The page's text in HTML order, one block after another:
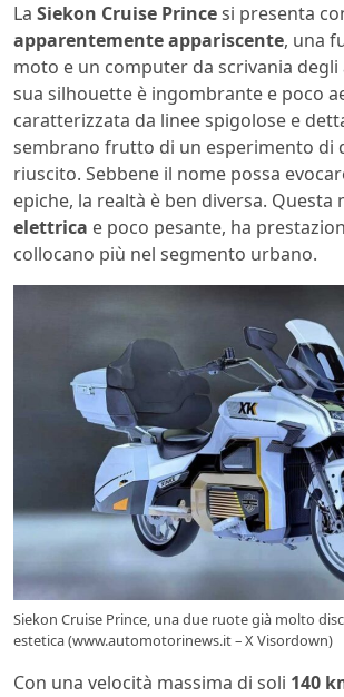
La Siekon Cruise Princesi presenta
apparentemente appariscente, una
moto e un computer da scrivania degli
sua silhouette è ingombrante e poco
caratterizzata da linee spigolose e
sembrano frutto di un esperimento di
riuscito. Sebbene il nome possa
epiche, la realtà è ben diversa.
elettrica e poco pesante, ha
collocano più nel segmento urbano.
Siekon Cruise Prince, una due ruote già molto
estetica (www.automotorinews.it – X Visordown)
Con una velocità massima di soli 140